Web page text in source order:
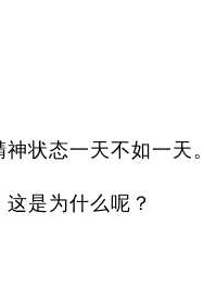
状态一天不如一天。
是为什么呢？